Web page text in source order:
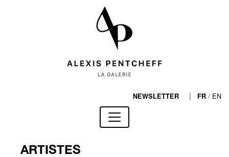
NEWSLETTER | FR / EN
ARTISTES